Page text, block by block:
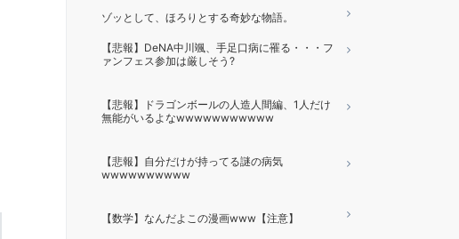
ゾッとして、ほろりとする奇妙な物語。
【悲報】DeNA中川颯、手足口病に罹る・・・フ
ァンフェス参加は厳しそう?
【悲報】ドラゴンボールの人造人間編、1人だけ
無能がいるよなwwwwwwwwwww
【悲報】自分だけが持ってる謎の病気
wwwwwwwwww
【数学】なんだよこの漫画www【注意】